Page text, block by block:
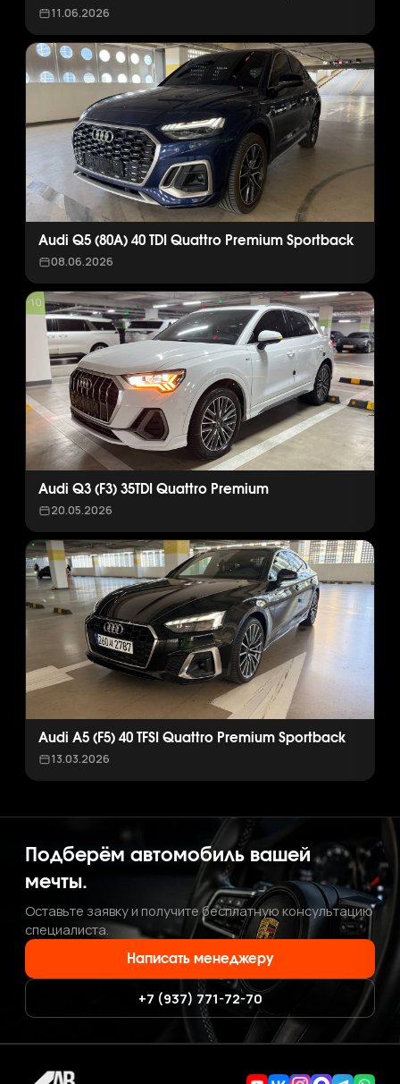
11.06.2026
Audi Q5 (80A) 40 TDI Quattro Premium Sportback
08.06.2026
Audi Q3 (F3) 35TDI Quattro Premium
20.05.2026
Audi A5 (F5) 40 TFSI Quattro Premium Sportback
13.03.2026
Подберём автомобиль вашей
мечты.
Оставьте заявку и получите бесплатную консультацию
специалиста.
Написать менеджеру
+7 (937) 771-72-70